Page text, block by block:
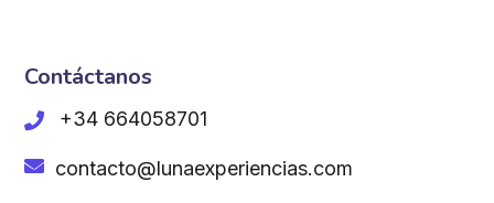
Contáctanos
+34 664058701
contacto@lunaexperiencias.com